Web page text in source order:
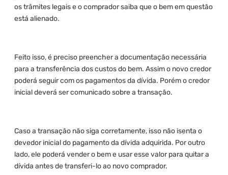
os trâmites legais e o comprador saiba que o bem em questão
está alienado.
Feito isso, é preciso preencher a documentação necessária
para a transferência dos custos do bem. Assim o novo credor
poderá seguir com os pagamentos da dívida. Porém o credor
inicial deverá ser comunicado sobre a transação.
Caso a transação não siga corretamente, isso não isenta o
devedor inicial do pagamento da dívida adquirida. Por outro
lado, ele poderá vender o bem e usar esse valor para quitar a
dívida antes de transferi-lo ao novo comprador.